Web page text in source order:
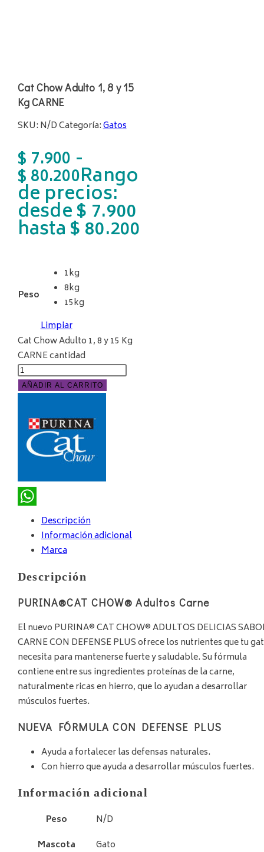
Cat Chow Adulto 1, 8 y 15
Kg CARNE
SKU: N/DCategoría:Gatos
$ 7.900 -
$80.200Rango
de precios:
desde $ 7.900
hasta $ 80.200
Peso
1kg
8kg
15kg
Limpiar
Cat Chow Adulto 1, 8 y 15 Kg
CARNE cantidad
AÑADIR AL CARRITO
WhatsApp
Descripción
Información adicional
Marca
Descripción
PURINA®CAT CHOW® Adultos Carne
El nuevo PURINA® CAT CHOW® ADULTOS DELICIAS
CARNE CON DEFENSE PLUS ofrece los nutrientes que tu
necesita para mantenerse fuerte y saludable. Su fórmula
contiene entre sus ingredientes proteínas de la carne,
naturalmente ricas en hierro, que lo ayudan a desarrollar
músculos fuertes.
NUEVA FÓRMULA CON DEFENSE PLUS
Ayuda a fortalecer las defensas naturales.
Con hierro que ayuda a desarrollar músculos fuertes.
Información adicional
Peso
N/D
Mascota
Gato